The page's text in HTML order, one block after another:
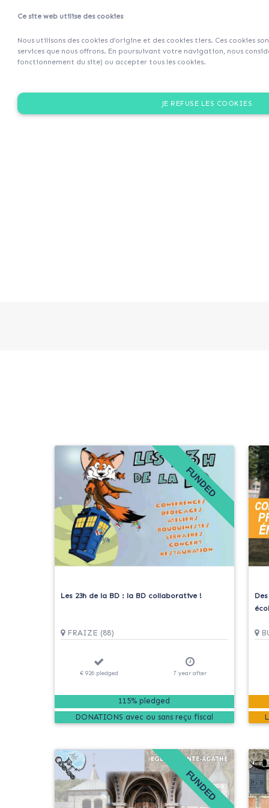
Ce site web utilise des cookies
Nous utilisons des cookies d’origine et des cookies tiers. Ces cookies
services que nous offrons. En poursuivant votre navigation, nous
fonctionnement du site) ou accepter tous les cookies.
JE REFUSE LES COOKIES
FUNDED
Les 23h de la BD : la BD collaborative !
FRAIZE (88)
€ 926 pledged 7yearafter
115% pledged
DONATIONS
FUNDED